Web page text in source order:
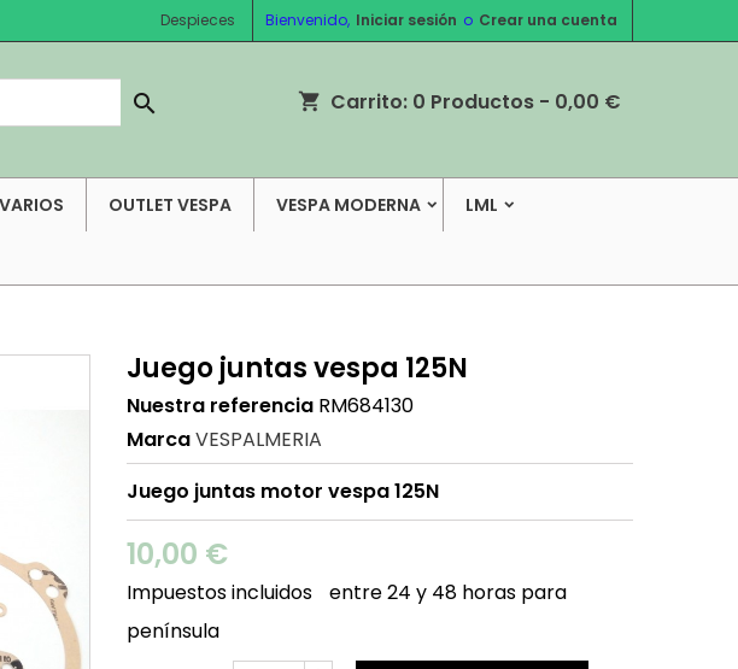
Bienvenido, Iniciar sesión o Crear una cuenta
Despieces
shopping_cart Carrito: 0 Productos - 0,00 €

OUTLET VESPA VESPA MODERNA LML
Juego juntas vespa 125N
Nuestra referencia RM684130
MarcaVESPALMERIA
Juego juntas motor vespa 125N
10,00 €
Impuestos incluidos
entre 24 y 48 horas para
península